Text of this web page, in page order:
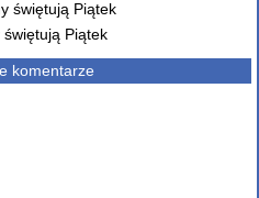
świętują Piątek
komentarze